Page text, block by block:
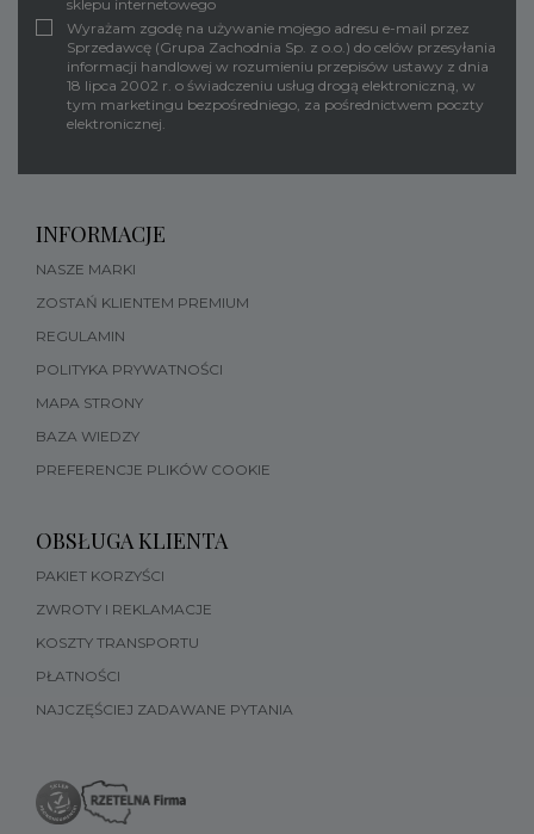
sklepu internetowego
Wyrażam zgodę na używanie mojego adresu e-mail przez
Sprzedawcę (Grupa Zachodnia Sp. z o.o.) do celów przesyłania
informacji handlowej w rozumieniu przepisów ustawy z dnia
18 lipca 2002 r. o świadczeniu usług drogą elektroniczną, w
tym marketingu bezpośredniego, za pośrednictwem poczty
elektronicznej.
INFORMACJE
NASZE MARKI
ZOSTAŃ KLIENTEM PREMIUM
REGULAMIN
POLITYKA PRYWATNOŚCI
MAPA STRONY
BAZA WIEDZY
PREFERENCJE PLIKÓW COOKIE
OBSŁUGA KLIENTA
PAKIET KORZYŚCI
ZWROTY I REKLAMACJE
KOSZTY TRANSPORTU
PŁATNOŚCI
NAJCZĘŚCIEJ ZADAWANE PYTANIA